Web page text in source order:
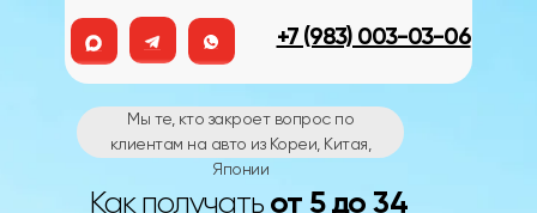
Как получать от 5 до 34
+7 (983) 003-03-06
Мы те, кто закроет вопрос по
клиентам на авто из Кореи, Китая,
Японии
мы онлайн